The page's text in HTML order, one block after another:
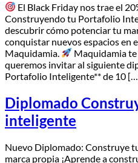
El Black Friday nos trae el
Construyendo tu Portafolio
descubrir cómo potenciar tu
conquistar nuevos espacios en
Maquidamia.
Maquidamia
queremos invitar al siguiente
Portafolio Inteligente** de 10
Diplomado
inteligente
Nuevo Diplomado: Construye
marca propia ¡Aprende a